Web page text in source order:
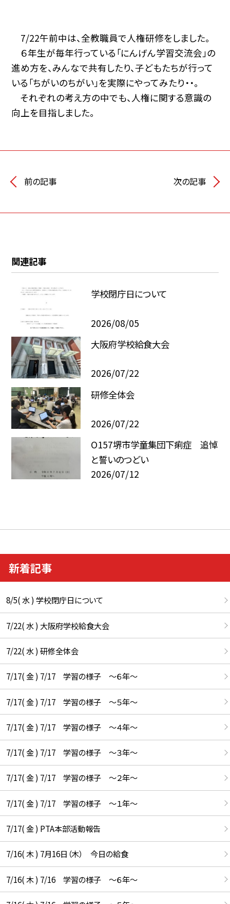
7/22午前中は、全教職員で人権研修をしました。
６年生が毎年行っている「にんげん学習交流会」の
進め方を、みんなで共有したり、子どもたちが行って
いる「ちがいのちがい」を実際にやってみたり・・。
それぞれの考え方の中でも、人権に関する意識の
向上を目指しました。
前の記事 次の記事
関連記事
学校閉庁日について
2026/08/05
大阪府学校給食大会
2026/07/22
研修全体会
2026/07/22
O157堺市学童集団下痢症 追悼
と誓いのつどい
2026/07/12
新着記事
8/5( 水 ) 学校閉庁日について
7/22( 水 ) 大阪府学校給食大会
7/22( 水 ) 研修全体会
7/17( 金 ) 7/17 学習の様子 ～６年～
7/17( 金 ) 7/17 学習の様子 ～５年～
7/17( 金 ) 7/17 学習の様子 ～４年～
7/17( 金 ) 7/17 学習の様子 ～３年～
7/17( 金 ) 7/17 学習の様子 ～２年～
7/17( 金 ) 7/17 学習の様子 ～１年～
7/17( 金 ) PTA本部活動報告
7/16( 木 ) 7月16日（木） 今日の給食
7/16( 木 ) 7/16 学習の様子 ～６年～